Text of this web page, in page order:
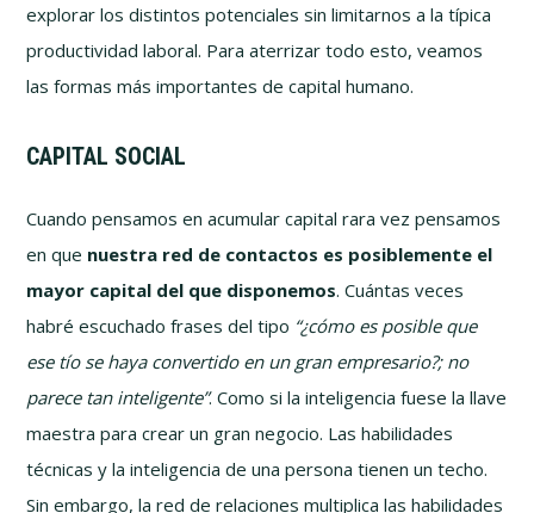
explorar los distintos potenciales sin limitarnos a la típica
productividad laboral. Para aterrizar todo esto, veamos
las formas más importantes de capital humano.
CAPITAL SOCIAL
Cuando pensamos en acumular capital rara vez pensamos
en que nuestra red de contactos es posiblemente el
mayor capital del que disponemos. Cuántas veces
habré escuchado frases del tipo “¿cómo es posible que
ese tío se haya convertido en un gran empresario?; no
parece tan inteligente”. Como si la inteligencia fuese la llave
maestra para crear un gran negocio. Las habilidades
técnicas y la inteligencia de una persona tienen un techo.
Sin embargo, la red de relaciones multiplica las habilidades